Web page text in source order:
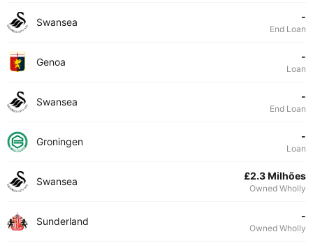
Swansea -
End Loan
Genoa -
Loan
Swansea -
End Loan
Groningen -
Loan
Swansea £2.3 Milhões
Owned Wholly
Sunderland -
Owned Wholly